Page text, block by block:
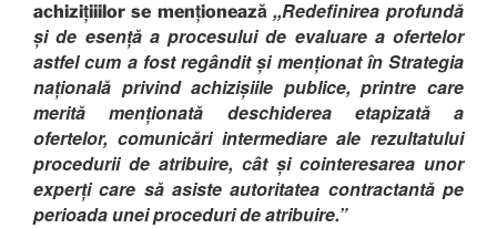
achizițiiilor se menționează ,,Redefinirea profundă
și de esență a procesului de evaluare a ofertelor
astfel cum a fost regândit și menționat în Strategia
națională privind achizișiile publice, printre care
merită menționată deschiderea etapizată a
ofertelor, comunicări intermediare ale rezultatului
procedurii de atribuire, cât și cointeresarea unor
experți care să asiste autoritatea contractantă pe
perioada unei proceduri de atribuire.”